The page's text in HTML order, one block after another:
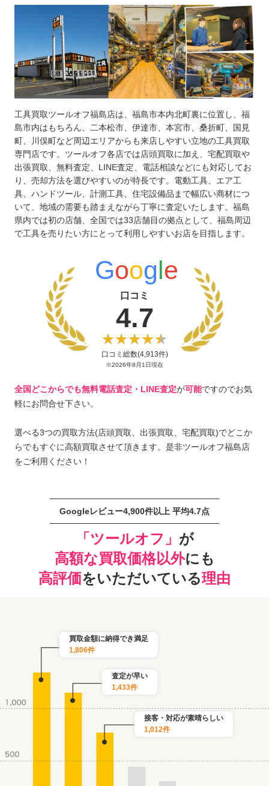
工具買取ツールオフ福島店は、福島市本内北町裏に位置し、福
島市内はもちろん、二本松市、伊達市、本宮市、桑折町、国見
町、川俣町など周辺エリアからも来店しやすい立地の工具買取
専門店です。ツールオフ各店では店頭買取に加え、宅配買取や
出張買取、無料査定、LINE査定、電話相談などにも対応してお
り、売却方法を選びやすいのが特長です。電動工具、エア工
具、ハンドツール、計測工具、住宅設備品まで幅広い商材につ
いて、地域の需要も踏まえながら丁寧に査定いたします。福島
県内では初の店舗、全国では33店舗目の拠点として、福島周辺
で工具を売りたい方にとって利用しやすいお店を目指します。
Google
口コミ
4.7
口コミ総数(4,913件)
※2026年8月1日現在
全国どこからでも無料電話査定・LINE査定が可能ですのでお気
軽にお問合せ下さい。
選べる3つの買取方法(店頭買取、出張買取、宅配買取)でどこか
らでもすぐに高額買取させて頂きます。是非ツールオフ福島店
をご利用ください！
Googleレビュー4,900件以上 平均4.7点
「ツールオフ」 が
高額な買取価格以外にも
高評価をいただいている理由
買取金額に納得でき満足
1,806件
査定が早い
1,433件
接客・対応が素晴らしい
1,012件